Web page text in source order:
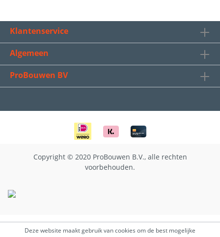
Klantenservice
Algemeen
ProBouwen BV
Copyright © 2020 ProBouwen B.V., alle rechten
voorbehouden.
Deze website maakt gebruik van cookies om de best mogelijke